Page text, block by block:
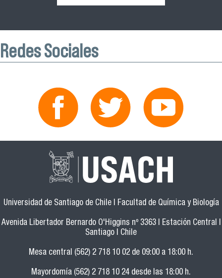
Redes Sociales
Universidad de Santiago de Chile | Facultad de Química y Biología
Avenida Libertador Bernardo O'Higgins nº 3363 | Estación Central |
Santiago | Chile
Mesa central (562) 2 718 10 02 de 09:00 a 18:00 h.
Mayordomía (562) 2 718 10 24 desde las 18:00 h.